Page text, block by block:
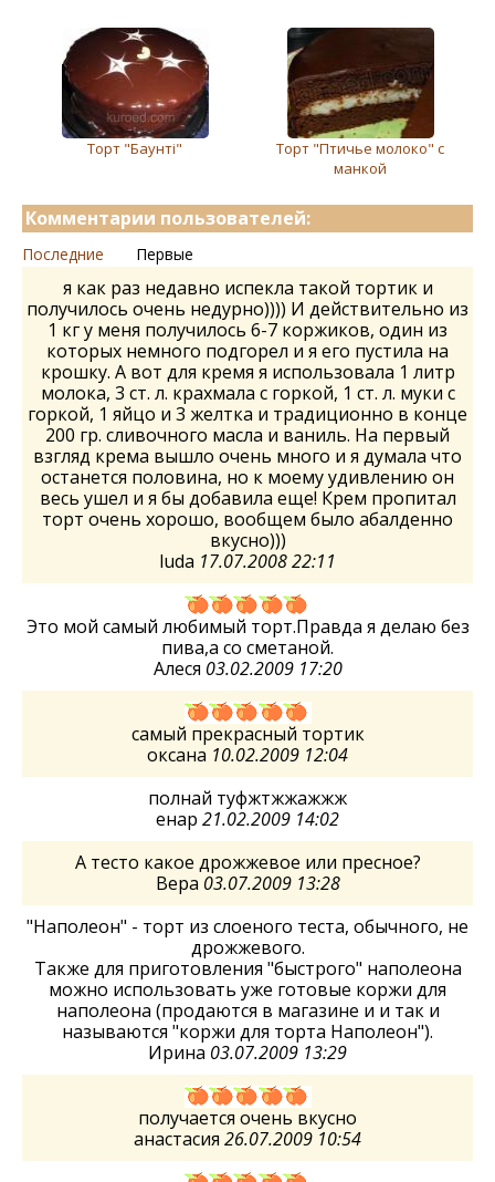
Торт "Баунті"
Торт "Птичье молоко" с
манкой
Комментарии пользователей:
Последние Первые
я как раз недавно испекла такой тортик и
получилось очень недурно)))) И действительно из
1 кг у меня получилось 6-7 коржиков, один из
которых немного подгорел и я его пустила на
крошку. А вот для кремя я использовала 1 литр
молока, 3 ст. л. крахмала с горкой, 1 ст. л. муки с
горкой, 1 яйцо и 3 желтка и традиционно в конце
200 гр. сливочного масла и ваниль. На первый
взгляд крема вышло очень много и я думала что
останется половина, но к моему удивлению он
весь ушел и я бы добавила еще! Крем пропитал
торт очень хорошо, вообщем было абалденно
вкусно)))
luda 17.07.2008 22:11
Это мой самый любимый торт.Правда я делаю без
пива,а со сметаной.
Алеся 03.02.2009 17:20
самый прекрасный тортик
оксана 10.02.2009 12:04
полнай туфжтжжажжж
енар 21.02.2009 14:02
А тесто какое дрожжевое или пресное?
Вера 03.07.2009 13:28
"Наполеон" - торт из слоеного теста, обычного, не
дрожжевого.
Также для приготовления "быстрого" наполеона
можно использовать уже готовые коржи для
наполеона (продаются в магазине и и так и
называются "коржи для торта Наполеон").
Ирина 03.07.2009 13:29
получается очень вкусно
анастасия 26.07.2009 10:54